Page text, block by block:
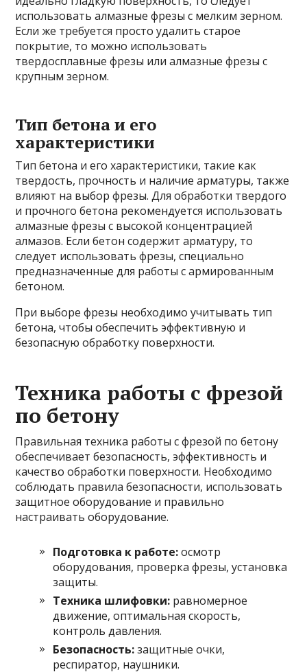
использовать алмазные фрезы с мелким зерном.
Если же требуется просто удалить старое
покрытие, то можно использовать
твердосплавные фрезы или алмазные фрезы с
крупным зерном.
Тип бетона и его
характеристики
Тип бетона и его характеристики, такие как
твердость, прочность и наличие арматуры, также
влияют на выбор фрезы. Для обработки твердого
и прочного бетона рекомендуется использовать
алмазные фрезы с высокой концентрацией
алмазов. Если бетон содержит арматуру, то
следует использовать фрезы, специально
предназначенные для работы с армированным
бетоном.
При выборе фрезы необходимо учитывать тип
бетона, чтобы обеспечить эффективную и
безопасную обработку поверхности.
Техника работы с фрезой
по бетону
Правильная техника работы с фрезой по бетону
обеспечивает безопасность, эффективность и
качество обработки поверхности. Необходимо
соблюдать правила безопасности, использовать
защитное оборудование и правильно
настраивать оборудование.
Подготовка к работе:осмотр
оборудования, проверка фрезы, установка
защиты.
Техника шлифовки: равномерное
движение, оптимальная скорость,
контроль давления.
Безопасность:защитные очки,
респиратор, наушники.